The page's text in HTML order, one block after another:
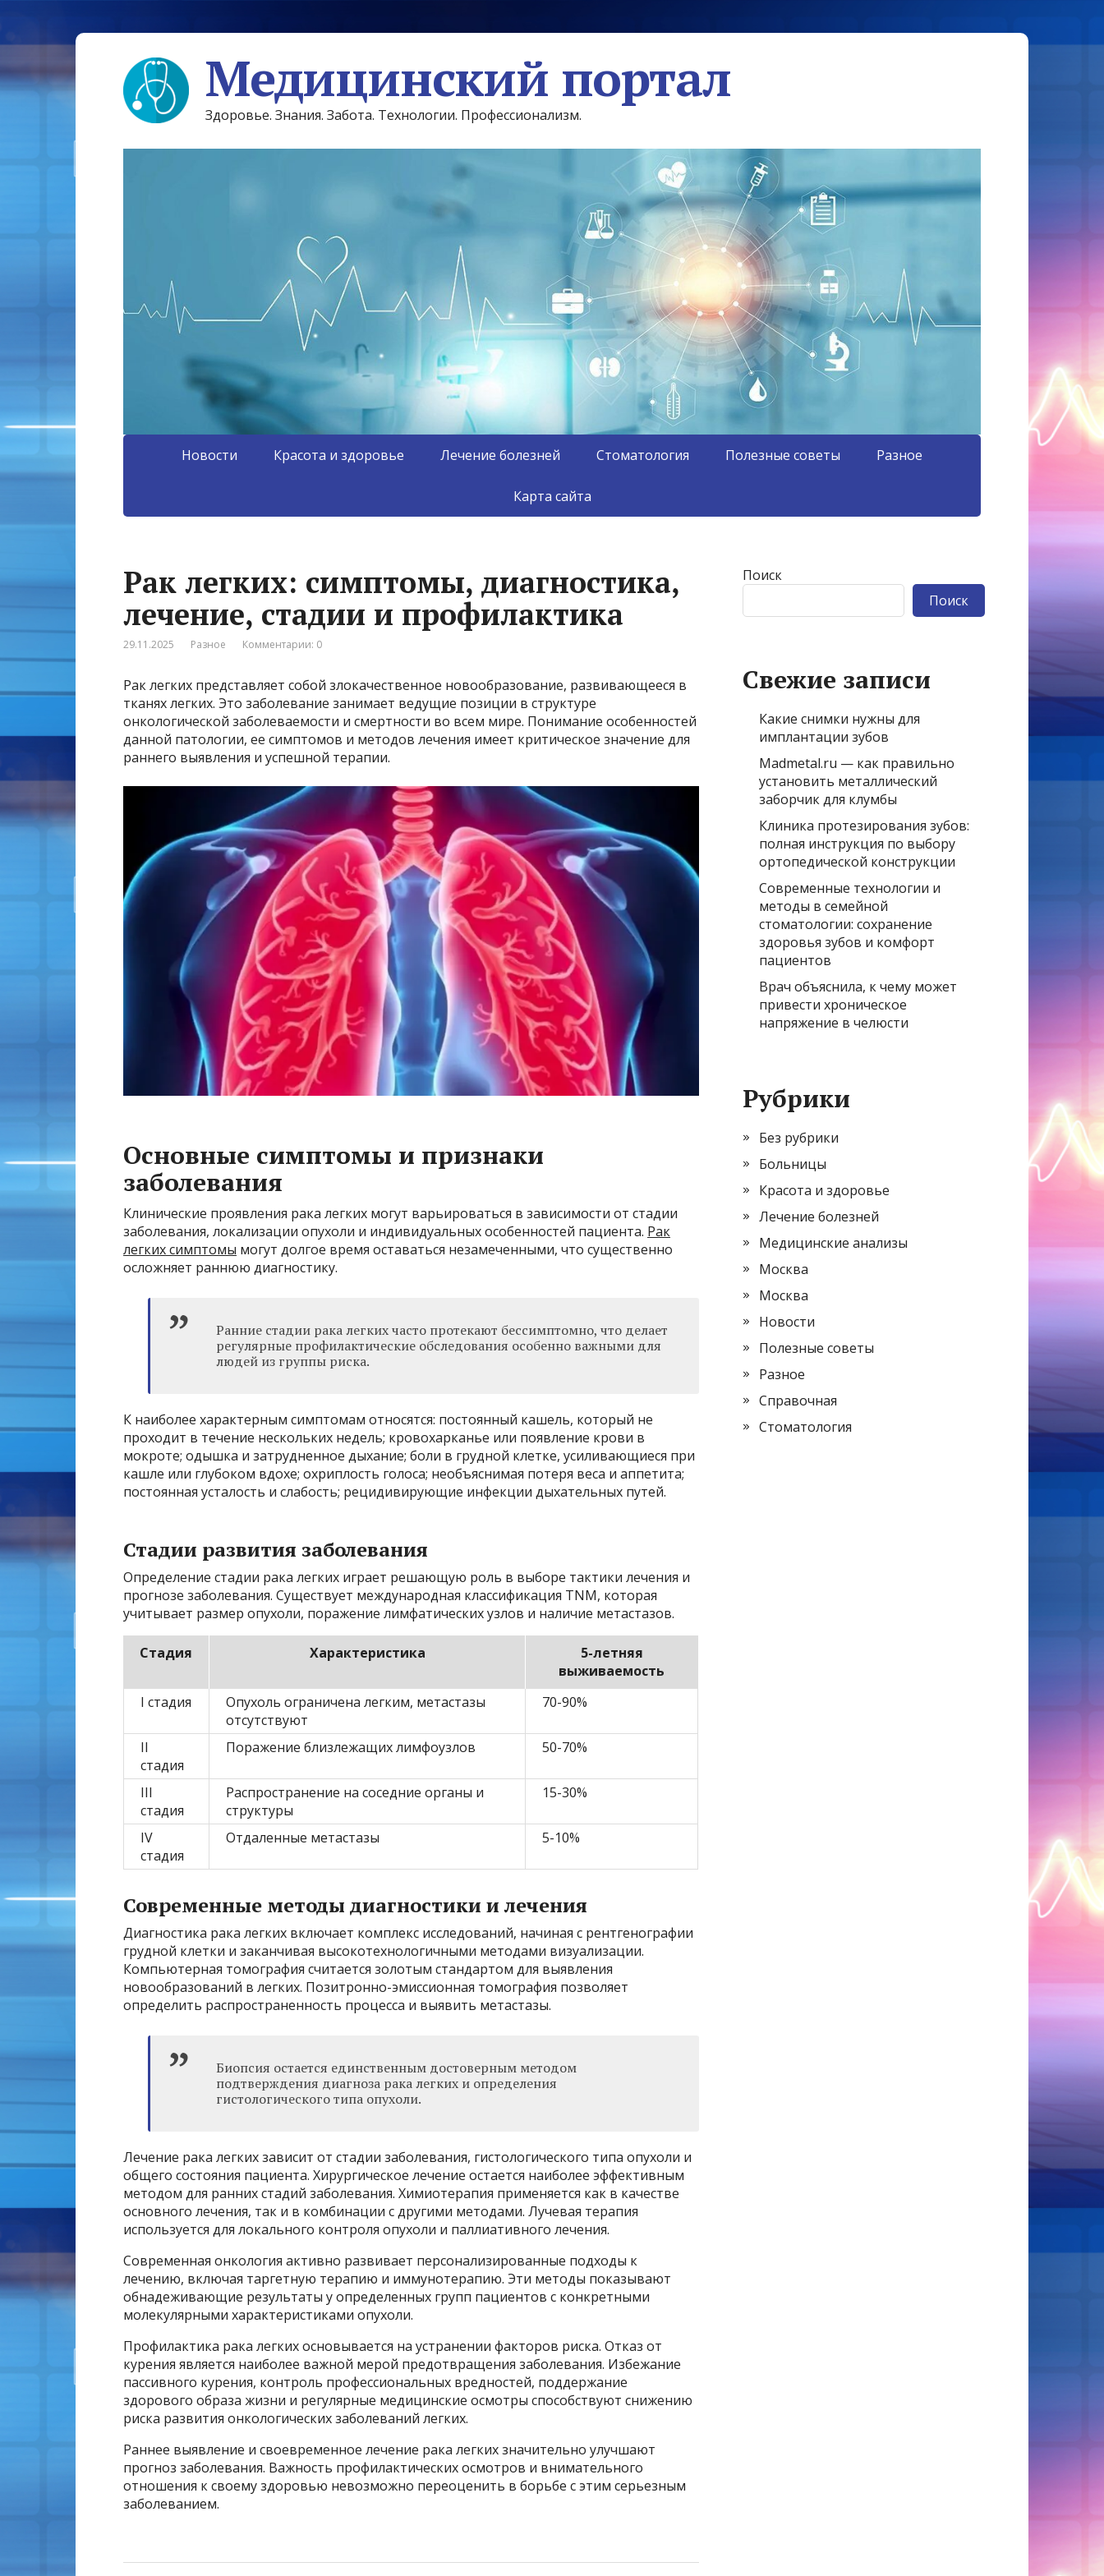
Медицинский портал
Здоровье. Знания. Забота. Технологии. Профессионализм.
Новости Красота и здоровье Лечение болезней Стоматология Полезные советы Разное
Карта сайта
Рак легких: симптомы, диагностика,
лечение, стадии и профилактика
29.11.2025 Разное Комментарии: 0
Рак легких представляет собой злокачественное новообразование, развивающееся в
тканях легких. Это заболевание занимает ведущие позиции в структуре
онкологической заболеваемости и смертности во всем мире. Понимание особенностей
данной патологии, ее симптомов и методов лечения имеет критическое значение для
раннего выявления и успешной терапии.
Основные симптомы и признаки
заболевания
Клинические проявления рака легких могут варьироваться в зависимости от стадии
заболевания, локализации опухоли и индивидуальных особенностей пациента. Рак
легких симптомы могут долгое время оставаться незамеченными, что существенно
осложняет раннюю диагностику.
Ранние стадии рака легких часто протекают бессимптомно, что делает
регулярные профилактические обследования особенно важными для
людей из группы риска.
К наиболее характерным симптомам относятся: постоянный кашель, который не
проходит в течение нескольких недель; кровохарканье или появление крови в
мокроте; одышка и затрудненное дыхание; боли в грудной клетке, усиливающиеся при
кашле или глубоком вдохе; охриплость голоса; необъяснимая потеря веса и аппетита;
постоянная усталость и слабость; рецидивирующие инфекции дыхательных путей.
Стадии развития заболевания
Определение стадии рака легких играет решающую роль в выборе тактики лечения и
прогнозе заболевания. Существует международная классификация TNM, которая
учитывает размер опухоли, поражение лимфатических узлов и наличие метастазов.
Стадия Характеристика
5-летняя
выживаемость
I стадия
Опухоль ограничена легким, метастазы
отсутствуют
70-90%
II
стадия
Поражение близлежащих лимфоузлов 50-70%
III
стадия
Распространение на соседние органы и
структуры
15-30%
IV
стадия
Отдаленные метастазы 5-10%
Современные методы диагностики и лечения
Диагностика рака легких включает комплекс исследований, начиная с рентгенографии
грудной клетки и заканчивая высокотехнологичными методами визуализации.
Компьютерная томография считается золотым стандартом для выявления
новообразований в легких. Позитронно-эмиссионная томография позволяет
определить распространенность процесса и выявить метастазы.
Биопсия остается единственным достоверным методом
подтверждения диагноза рака легких и определения
гистологического типа опухоли.
Лечение рака легких зависит от стадии заболевания, гистологического типа опухоли и
общего состояния пациента. Хирургическое лечение остается наиболее эффективным
методом для ранних стадий заболевания. Химиотерапия применяется как в качестве
основного лечения, так и в комбинации с другими методами. Лучевая терапия
используется для локального контроля опухоли и паллиативного лечения.
Современная онкология активно развивает персонализированные подходы к
лечению, включая таргетную терапию и иммунотерапию. Эти методы показывают
обнадеживающие результаты у определенных групп пациентов с конкретными
молекулярными характеристиками опухоли.
Профилактика рака легких основывается на устранении факторов риска. Отказ от
курения является наиболее важной мерой предотвращения заболевания. Избежание
пассивного курения, контроль профессиональных вредностей, поддержание
здорового образа жизни и регулярные медицинские осмотры способствуют снижению
риска развития онкологических заболеваний легких.
Раннее выявление и своевременное лечение рака легких значительно улучшают
прогноз заболевания. Важность профилактических осмотров и внимательного
отношения к своему здоровью невозможно переоценить в борьбе с этим серьезным
заболеванием.
Поиск
Поиск
Свежие записи
Какие снимки нужны для
имплантации зубов
Madmetal.ru — как правильно
установить металлический
заборчик для клумбы
Клиника протезирования зубов:
полная инструкция по выбору
ортопедической конструкции
Современные технологии и
методы в семейной
стоматологии: сохранение
здоровья зубов и комфорт
пациентов
Врач объяснила, к чему может
привести хроническое
напряжение в челюсти
Рубрики
Без рубрики
Больницы
Красота и здоровье
Лечение болезней
Медицинские анализы
Москва
Москва
Новости
Полезные советы
Разное
Справочная
Стоматология